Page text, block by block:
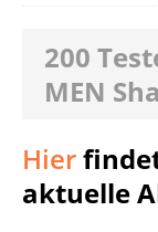
200
MEN
Hier
aktuelle